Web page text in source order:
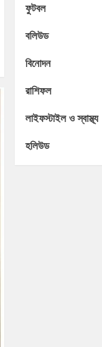
ফুটবল
বলিউড
বিনোদন
রাশিফল
লাইফস্টাইল ও স্বাস্থ্য
হলিউড